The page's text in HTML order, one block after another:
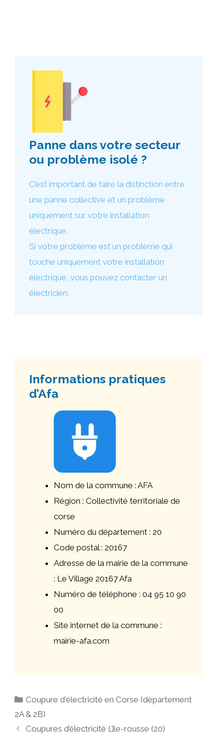
Panne dans votre secteur
ou problème isolé ?
C’est important de faire la distinction entre
une panne collective et un problème
uniquement sur votre installation
électrique.
Si votre problème est un problème qui
touche uniquement votre installation
électrique, vous pouvez contacter un
électricien.
Informations pratiques
d’Afa
Nom de la commune : AFA
Région : Collectivité territoriale de
corse
Numéro du département : 20
Code postal : 20167
Adresse de la mairie de la commune
: Le Village 20167 Afa
Numéro de téléphone : 04 95 10 90
00
Site internet de la commune :
mairie-afa.com
Catégories
Coupure d'électricité en Corse (département
2A & 2B)
Navigation
Coupures d’électricité L’île-rousse (20)